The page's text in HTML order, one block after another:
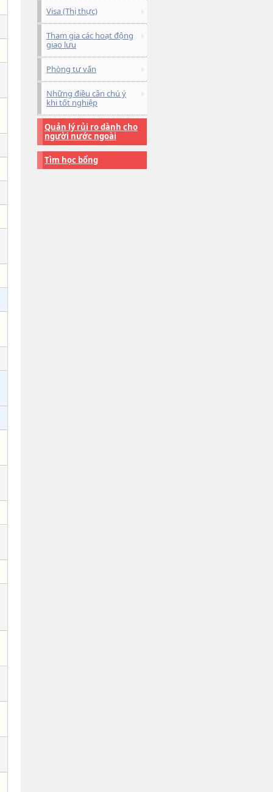
Visa (Thị thực)
Tham gia các hoạt động
giao lưu
Phòng tư vấn
Những điều cần chú ý
khi tốt nghiệp
Quản lý rủi ro dành cho
người nước ngoài
Tìm học bổng